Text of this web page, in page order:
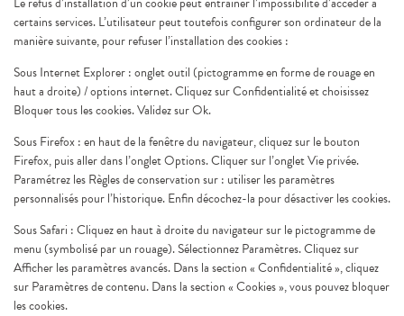
certains services. L’utilisateur peut toutefois configurer son ordinateur de la
manière suivante, pour refuser l’installation des cookies :
Sous Internet Explorer : onglet outil (pictogramme en forme de rouage en
haut a droite) / options internet. Cliquez sur Confidentialité et choisissez
Bloquer tous les cookies. Validez sur Ok.
Sous Firefox : en haut de la fenêtre du navigateur, cliquez sur le bouton
Firefox, puis aller dans l’onglet Options. Cliquer sur l’onglet Vie privée.
Paramétrez les Règles de conservation sur : utiliser les paramètres
personnalisés pour l’historique. Enfin décochez-la pour désactiver les cookies.
Sous Safari : Cliquez en haut à droite du navigateur sur le pictogramme de
menu (symbolisé par un rouage). Sélectionnez Paramètres. Cliquez sur
Afficher les paramètres avancés. Dans la section « Confidentialité », cliquez
sur Paramètres de contenu. Dans la section « Cookies », vous pouvez bloquer
les cookies.